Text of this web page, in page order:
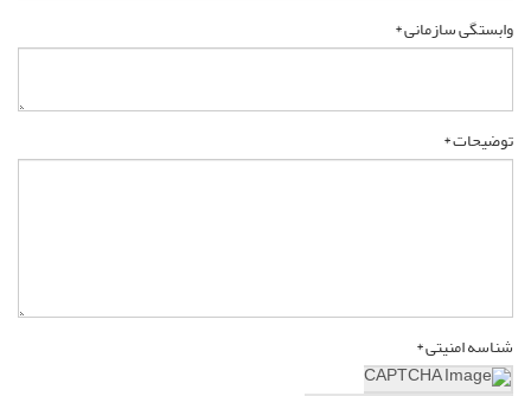
وابستگی سازمانی *
توضیحات *
شناسه امنیتی *